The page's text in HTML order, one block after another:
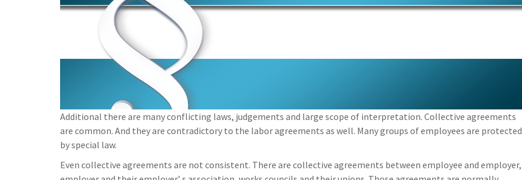
Additional there are many conflicting laws, judgements and large scope of interpretation. Collective agreements
are common. And they are contradictory to the labor agreements as well. Many groups of employees are protected
by special law.
Even collective agreements are not consistent. There are collective agreements between employee and employer,